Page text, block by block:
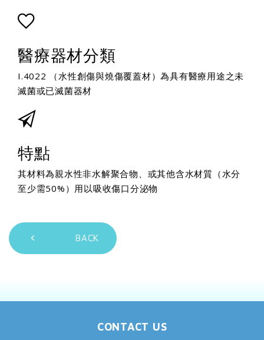
醫療器材分類
I.4022 （水性創傷與燒傷覆蓋材）為具有醫療用途之未
滅菌或已滅菌器材
特點
其材料為親水性非水解聚合物、或其他含水材質（水分
至少需50%）用以吸收傷口分泌物
BACK
CONTACT US